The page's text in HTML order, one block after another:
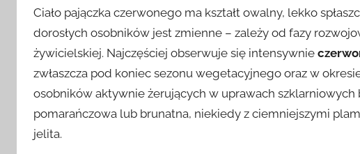
Ciało pajączka czerwonego ma kształt owalny, lekko
dorosłych osobników jest zmienne – zależy od fazy
żywicielskiej. Najczęściej obserwuje się intensywnie
zwłaszcza pod koniec sezonu wegetacyjnego oraz w
osobników aktywnie żerujących w uprawach szklarniowych
pomarańczowa lub brunatna, niekiedy z ciemniejszymi
jelita.